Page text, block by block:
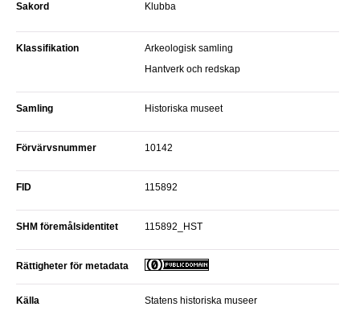
Sakord Klubba
Klassifikation
Arkeologisk samling
Hantverk och redskap
Samling Historiska museet
Förvärvsnummer 10142
FID 115892
SHM föremålsidentitet 115892_HST
Rättigheter för metadata
Källa Statens historiska museer